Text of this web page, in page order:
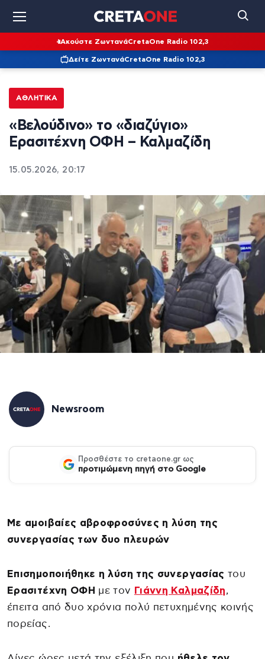
Ακούστε ΖωντανάCretaOne Radio 102,3
Δείτε ΖωντανάCretaOne Radio 102,3
ΑΘΛΗΤΙΚΆ
«Βελούδινο» το «διαζύγιο»
Ερασιτέχνη ΟΦΗ – Καλμαζίδη
15.05.2026, 20:17
Newsroom
Προσθέστε το cretaone.gr ως
προτιμώμενη πηγή στο Google
Με αμοιβαίες αβροφροσύνες η λύση της
συνεργασίας των δυο πλευρών
Επισημοποιήθηκε η λύση της συνεργασίας του
Ερασιτέχνη ΟΦΗ με τον Γιάννη Καλμαζίδη,
έπειτα από δυο χρόνια πολύ πετυχημένης κοινής
πορείας.